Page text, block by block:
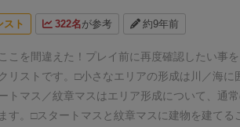
ものの、少しすると人とのエリア内での高さの
す。直接、他の人を攻撃するようなゲームなの
せん。我が家ではちょっと空気が悪くなりま
▶3pt.≪★★★≫ おすすめ度（
子どもと度（With kids）▶1pt.≪★≫メ
れとルール解説はこちらをご覧ください！
スト 322名が参考 約9年前
こを間違えた！プレイ前に再度確認したい事
リストです。□小さなエリアの形成は川／海に
トマス／紋章マスはエリア形成について、通
す。□スタートマスと紋章マスに建物を建てる